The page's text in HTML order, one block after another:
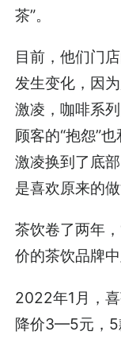
茶”。
目前，他们门
发生变化，因
激凌，咖啡系
顾客的“抱怨”
激凌换到了底
是喜欢原来的做
茶饮卷了两年
价的茶饮品牌中
2022年1月，
降价3—5元，5